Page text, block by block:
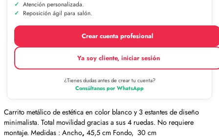
Atención personalizada.
Reposición ágil para salón.
Crear cuenta profesional
Ya soy cliente, iniciar sesión
¿Tienes dudas antes de crear tu cuenta?
Consúltanos por WhatsApp
Carrito metálico de estética en color blanco y 3 estantes de diseño
minimalista. Total movilidad gracias a sus 4 ruedas. No requiere
montaje. Medidas : Ancho, 45,5 cm Fondo, 30 cm